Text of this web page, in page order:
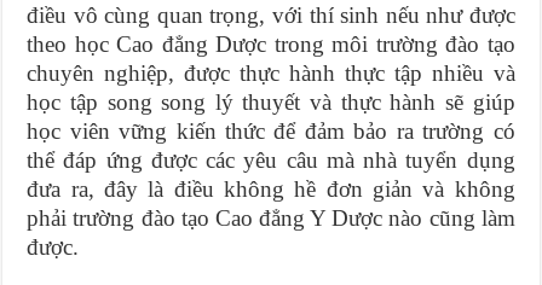
điều vô cùng quan trọng, với thí sinh nếu như được
theo học Cao đẳng Dược trong môi trường đào tạo
chuyên nghiệp, được thực hành thực tập nhiều và
học tập song song lý thuyết và thực hành sẽ giúp
học viên vững kiến thức để đảm bảo ra trường có
thể đáp ứng được các yêu câu mà nhà tuyển dụng
đưa ra, đây là điều không hề đơn giản và không
phải trường đào tạo Cao đẳng Y Dược nào cũng làm
được.